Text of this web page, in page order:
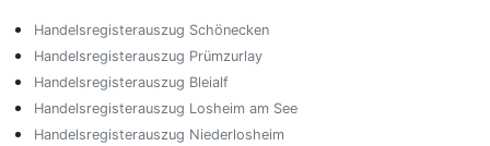
Handelsregisterauszug Schönecken
Handelsregisterauszug Prümzurlay
Handelsregisterauszug Bleialf
Handelsregisterauszug Losheim am See
Handelsregisterauszug Niederlosheim